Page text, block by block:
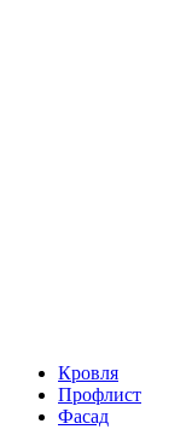
Кровля
Профлист
Фасад